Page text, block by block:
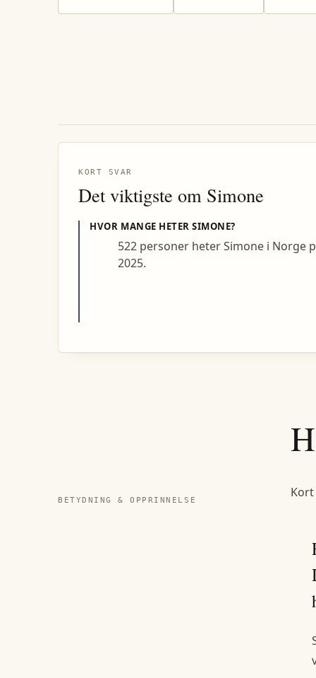
KORT SVAR
Det viktigste om Simone
HVOR MANGE HETERSIMONE?
522 personer heter Simone i Norge
2025.
BETYDNING & OPPRINNELSE